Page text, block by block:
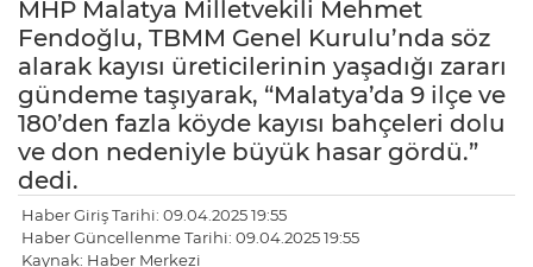
MHP Malatya Milletvekili Mehmet
Fendoğlu, TBMM Genel Kurulu’nda söz
alarak kayısı üreticilerinin yaşadığı zararı
gündeme taşıyarak, “Malatya’da 9 ilçe ve
180’den fazla köyde kayısı bahçeleri dolu
ve don nedeniyle büyük hasar gördü.”
dedi.
Haber Giriş Tarihi: 09.04.2025 19:55
Haber Güncellenme Tarihi: 09.04.2025 19:55
Kaynak: Haber Merkezi